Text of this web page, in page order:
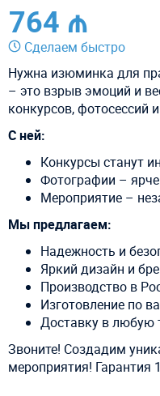
764 ₼
Сделаем быстро
Нужна изюминка для
– это взрыв эмоций и
конкурсов, фотосессий
С ней:
Конкурсы станут
Фотографии –
Мероприятие –
Мы предлагаем:
Надежность и
Яркий дизайн и
Производство в
Изготовление по
Доставку в любую
Звоните! Создадим
мероприятия! Гарантия